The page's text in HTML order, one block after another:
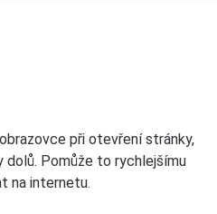
při otevření stránky,
dolů. Pomůže to rychlejšímu
na internetu.